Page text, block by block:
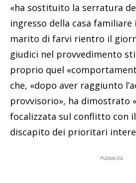
«ha sostituito la serratura
ingresso della casa familiare
marito di farvi rientro il
giudici nel provvedimento
proprio quel
che, «dopo aver raggiunto
provvisorio», ha dimostrato
focalizzata sul conflitto con
discapito dei prioritari
Pubblicità